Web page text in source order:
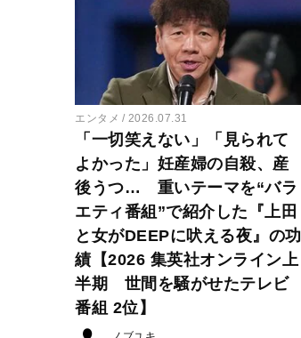
エンタメ 2026.07.31
「一切笑えない」「見られて
よかった」妊産婦の自殺、産
後うつ… 重いテーマを“バラ
エティ番組”で紹介した『上田
と女がDEEPに吠える夜』の功
績【2026 集英社オンライン上
半期 世間を騒がせたテレビ
番組 2位】